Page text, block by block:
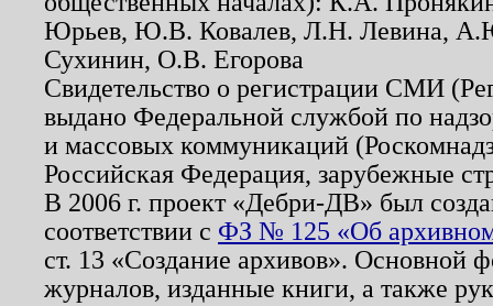
Юрьев, Ю.В. Ковалев, Л.Н. Левина,
Сухинин, О.В. Егорова
Свидетельство о регистрации СМИ
выдано Федеральной службой по
и массовых коммуникаций
Российская Федерация, зарубежные
В 2006 г. проект «Дебри-ДВ» был
соответствии с ФЗ № 125 «Об
ст. 13 «Создание архивов». Основной
журналов, изданные книги, а также